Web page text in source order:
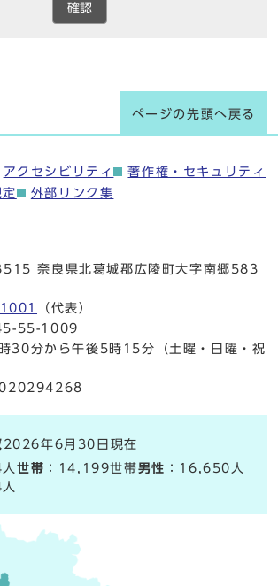
確認
ページの先頭へ戻る
アクセシビリティ
著作権・セキュリティ
外部リンク集
奈良県北葛城郡広陵町大字南郷583
（代表）
55-1009
30分から午後5時15分（土曜・日曜・祝
2026年6月30日現在
人世帯 ：14,199世帯男性 ：16,650人